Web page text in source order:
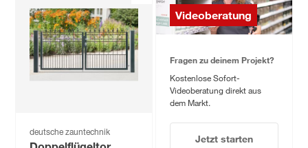
deutsche zauntechnik
Videoberatung
Fragen zu deinem Projekt?
Kostenlose Sofort-
Videoberatung direkt aus
dem Markt.
Jetzt starten